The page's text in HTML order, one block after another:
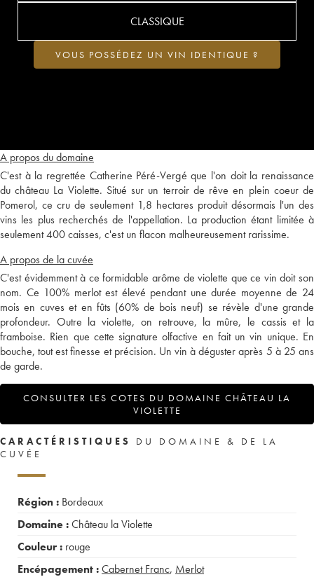
A propos du domaine
C'est à la regrettée Catherine Péré-Vergé que l'on doit la renaissance
du château La Violette. Situé sur un terroir de rêve en plein coeur de
Pomerol, ce cru de seulement 1,8 hectares produit désormais l'un des
vins les plus recherchés de l'appellation. La production étant limitée à
seulement 400 caisses, c'est un flacon malheureusement rarissime.
A propos de la cuvée
C'est évidemment à ce formidable arôme de violette que ce vin doit son
nom. Ce 100% merlot est élevé pendant une durée moyenne de 24
mois en cuves et en fûts (60% de bois neuf) se révèle d'une grande
profondeur. Outre la violette, on retrouve, la mûre, le cassis et la
framboise. Rien que cette signature olfactive en fait un vin unique. En
bouche, tout est finesse et précision. Un vin à déguster après 5 à 25 ans
de garde.
CONSULTER LES COTES DU DOMAINE CHÂTEAU LA
VIOLETTE
CLASSIQUE
VOUS POSSÉDEZ UN VIN IDENTIQUE ?
CARACTÉRISTIQUES
DU DOMAINE & DE LA
CUVÉE
Région : Bordeaux
Domaine :Château la Violette
Couleur : rouge
Encépagement :Cabernet Franc, Merlot